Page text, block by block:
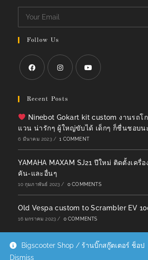
Follow Us
in
new
in
new
tab
new
Recent Posts
Ninebot Gokart kit custom งานรถโ
แวน น่ารักๆ ผู้ใหญ่ขับได้ เด็กๆ ก็ชื่นชอบน
6 มีนาคม 2023 / 1 COMMENT
YAMAHA MAXAM SJ21 ปีใหม่ ติดตั้งเครื่อ
คัน-และอื่นๆ
10 กุมภาพันธ์ 2023 / 0 COMMENTS
Old Vespa custom to Scrambler EV
16 มกราคม 2023 / 0 COMMENTS
Bigscooter Shop / ร้านบิ๊กสกู๊ตเตอร์ ช็อป
Dismiss